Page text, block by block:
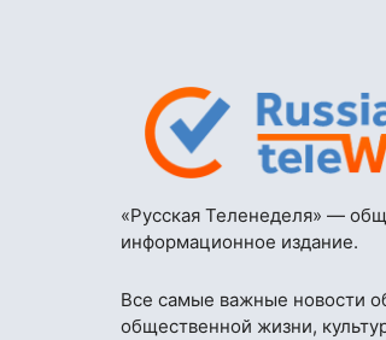
«Русская Теленеделя» —
информационное издание.
Все самые важные новости
общественной жизни,